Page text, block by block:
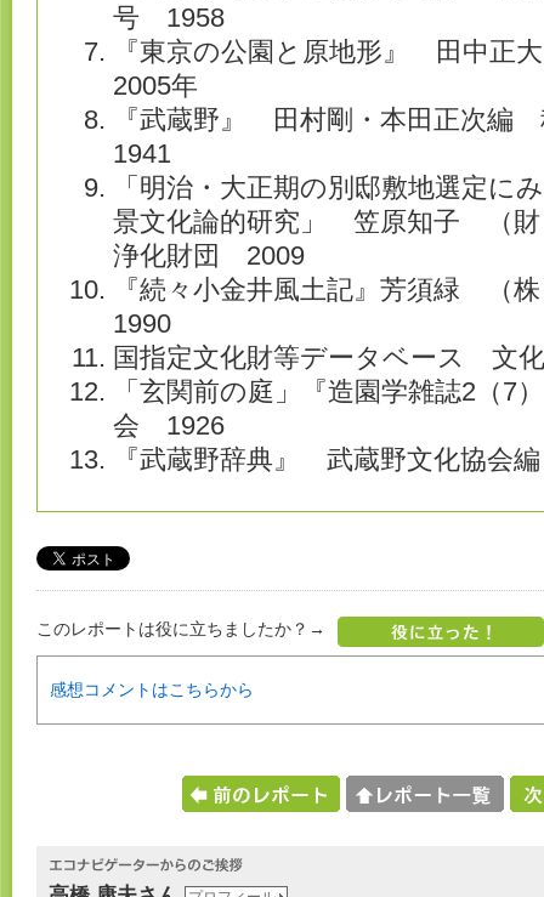
号 1958
『東京の公園と原地形』 田中
2005年
『武蔵野』 田村剛・本田正次
1941
「明治・大正期の別邸敷地選定に
景文化論的研究」 笠原知子 （財
浄化財団 2009
『続々小金井風土記』芳須緑 （
1990
国指定文化財等データベース 文
「玄関前の庭」『造園学雑誌2（
会 1926
『武蔵野辞典』 武蔵野文化協会
このレポートは役に立ちましたか？→
感想コメントはこちらから